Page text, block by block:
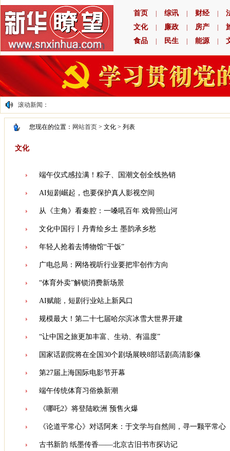
首页 综讯 财经
文化
廉政 房产
食品
民生 能源
滚动新闻：
您现在的位置： 网站首页 > 文化 > 列表
文化
端午仪式感拉满！粽子、国潮文创全线热销
AI短剧崛起，也要保护真人影视空间
从《主角》看秦腔：一嗓吼百年 戏骨照山河
文化中国行丨丹青绘乡土 墨韵承乡愁
年轻人抢着去博物馆“干饭”
广电总局：网络视听行业要把牢创作方向
“体育外卖”解锁消费新场景
AI赋能，短剧行业站上新风口
规模最大！第二十七届哈尔滨冰雪大世界开建
“让中国之旅更加丰富、生动、有温度”
国家话剧院将在全国30个剧场展映8部话剧高清影像
第27届上海国际电影节开幕
端午传统体育习俗焕新潮
《哪吒2》将登陆欧洲 预售火爆
《论道平常心》对话阿来：于文学与自然间，寻一颗平常心
古书新韵 纸墨传香——北京古旧书市探访记